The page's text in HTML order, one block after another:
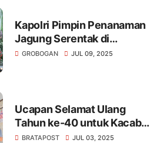
Kapolri Pimpin Penanaman
Jagung Serentak di
Grobogan, Targetkan 1 Juta
GROBOGAN JUL 09, 2025
Ucapan Selamat Ulang
Tahun ke-40 untuk Kacab
Bratapost Jateng Ahmad
BRATAPOST JUL 03, 2025